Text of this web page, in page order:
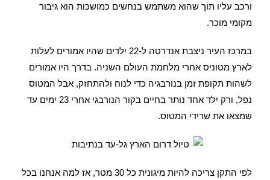
ורכב עליו תוך שהוא משתמש בנחשים כמושכות הוא גיבור
מקומי מוכר.
במרכז העיר ניצבת אנדרטה ל-22 ילדים שהיו אמורים לעלות
לארץ מטוניס אחרי מלחמת העולם השניה. בדרך היו אמורים
לשהות תקופת זמן בנורבגיה כדי לנוח ולהתחזק, אבל המטוס
נפל, ורק ילד אחד נותר בחיים בקור הנורבגי אחרי 23 ימים עד
שמצאו את שרידי המטוס.
לפי התקן צריכה להיות מיגונית כל 30 מטר, אז למה אנחנו בכל